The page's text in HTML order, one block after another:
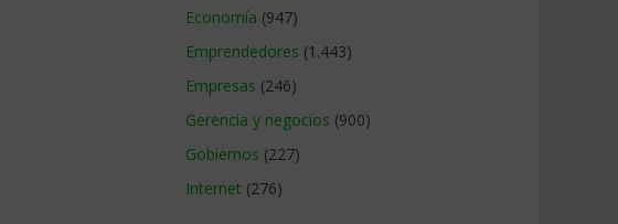
Economía (947)
Emprendedores (1.443)
Empresas (246)
Gerencia y negocios (900)
Gobiernos (227)
Internet (276)